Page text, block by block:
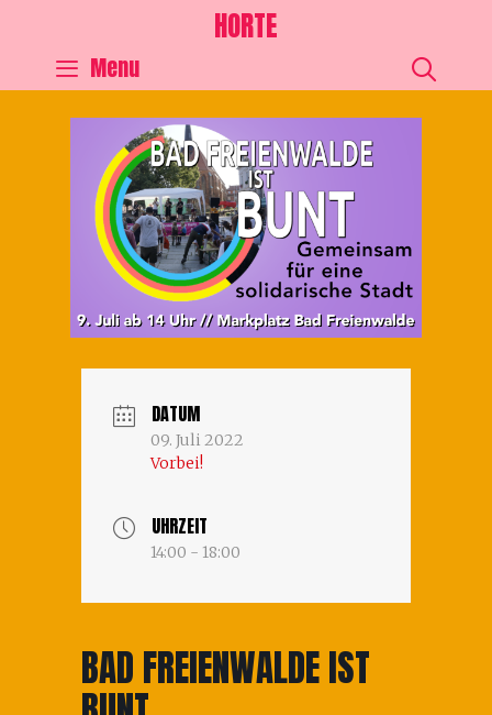
HORTE
Menu
DATUM
09. Juli 2022
Vorbei!
UHRZEIT
14:00 - 18:00
BAD FREIENWALDE IST